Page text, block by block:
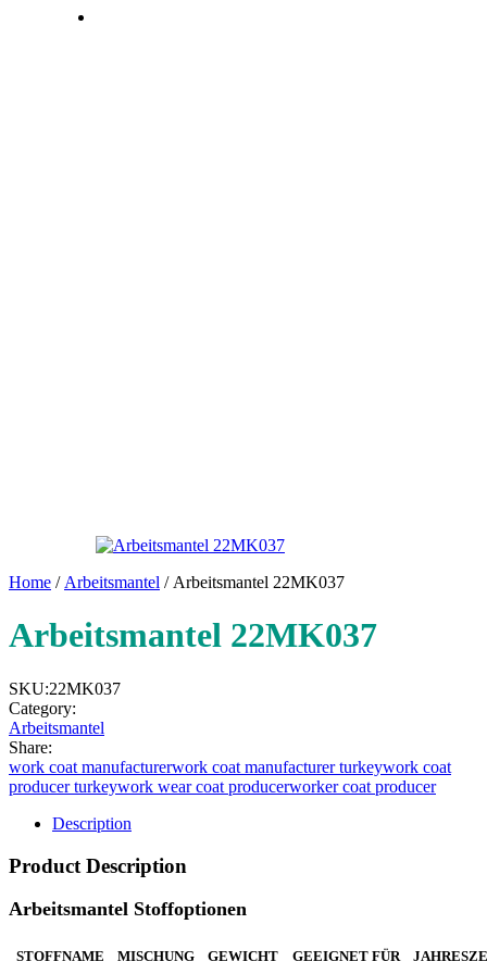
Home / Arbeitsmantel / Arbeitsmantel 22MK037
Arbeitsmantel 22MK037
SKU:22MK037
Category:
Arbeitsmantel
Share:
work coat manufacturerwork coat manufacturer turkeywork coat
producer turkeywork wear coat producerworker coat producer
Description
Product Description
Arbeitsmantel Stoffoptionen
STOFFNAME MISCHUNG GEWICHT GEEIGNET FÜR